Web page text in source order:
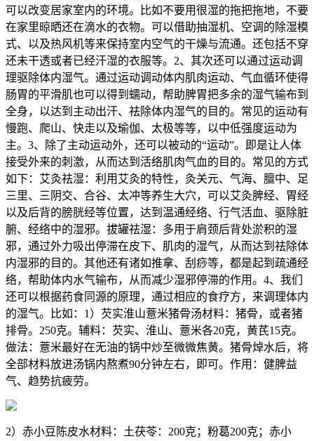
可以改变居家室内的环境。比如不要用很湿的拖把拖地，不要
在家里晾晒还在滴水的衣物。可以借助抽湿机、空调的除湿模
式、以及热风机等来保持室内空气的干燥与流通。还包括不穿
还未干透或者已经汗湿的衣服等。2、其次还可以通过运动调
理驱除体内湿气。通过运动调动体内肌肉运动、气血循环使得
肠胃的平滑肌也可以得到蠕动，帮助脾胃把多余的湿气输布到
全身，以达到主动出汗、祛除体内湿气的目的。常见的运动有
慢跑、爬山、快走以及瑜伽、太极等等，以中低强度运动为
主。3、除了主动运动外，还可以被动的“运动”。即是让人体
接受外来的刺激，从而达到活络肌肉气血的目的。常见的方式
如下：艾灸祛湿：利用艾灸的特性，灸关元、气海、膻中、足
三里、三阴交、合谷、太冲等养生大穴，可以艾灸脾经、胃经
以及后背的膀胱经等位置，达到温通经络、行气活血、驱除脏
腑、经络中的湿邪。拔罐祛湿：多用于肩颈后背处淤积的湿
邪，通过外力吸出停滞在皮下、肌肉的湿气，从而达到祛除体
内湿邪的目的。其他还有诸如推拿、刮痧等，都是起到疏通经
络，帮助体内水气输布，从而减少湿邪停滞的作用。4、我们
还可以根据药食同源的原理，通过相应的食疗方，来调理体内
的湿气。比如：1）芡实淮山薏米猪骨汤材料：猪骨，或者猪
排骨。250克。辅料：芡实、淮山、薏米各20克，黄芪15克。
做法：薏米最好在无油的锅中炒至微微焦黄。猪骨焯水后，将
全部材料放进汤锅内熬煮90分钟左右，即可。作用：健脾益
气、趋势抗疲劳。
2）赤小豆陈皮水材料：土茯苓：200克；粉葛200克；赤小